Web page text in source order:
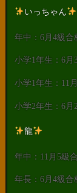
いっちゃん
年中：6月4級合
小学1年生：6月
小学1年生：11
小学2年生：6月
龍
年中：11月5級
年長：6月4級合